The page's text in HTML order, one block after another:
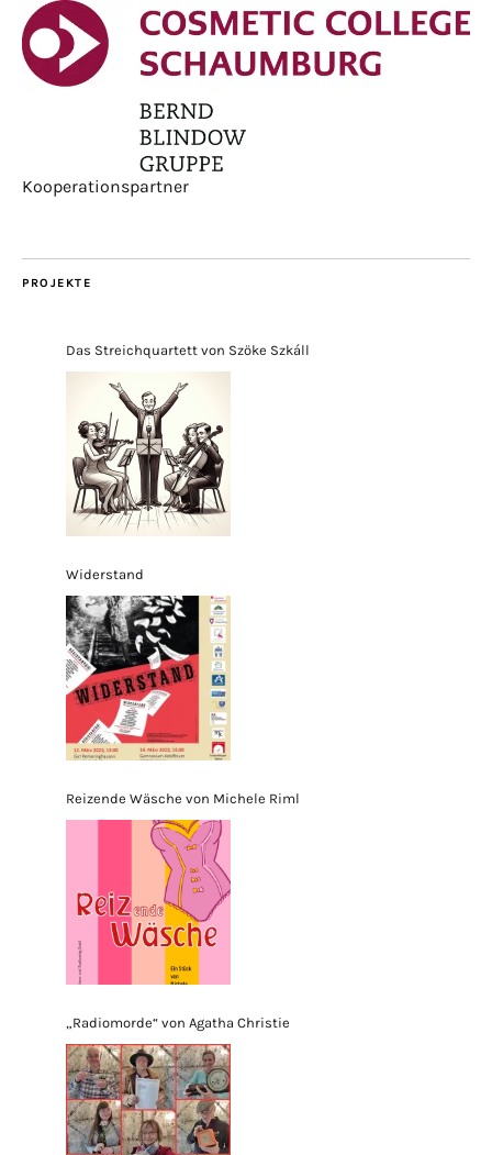
Kooperationspartner
PROJEKTE
Das Streichquartett von Szöke Szkáll
Widerstand
Reizende Wäsche von Michele Riml
„Radiomorde“ von Agatha Christie